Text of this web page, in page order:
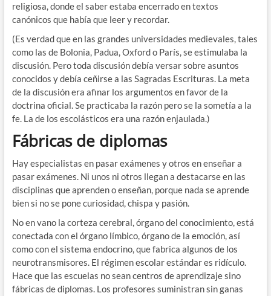
religiosa, donde el saber estaba encerrado en textos
canónicos que había que leer y recordar.
(Es verdad que en las grandes universidades medievales, tales
como las de Bolonia, Padua, Oxford o París, se estimulaba la
discusión. Pero toda discusión debía versar sobre asuntos
conocidos y debía ceñirse a las Sagradas Escrituras. La meta
de la discusión era afinar los argumentos en favor de la
doctrina oficial. Se practicaba la razón pero se la sometía a la
fe. La de los escolásticos era una razón enjaulada.)
Fábricas de diplomas
Hay especialistas en pasar exámenes y otros en enseñar a
pasar exámenes. Ni unos ni otros llegan a destacarse en las
disciplinas que aprenden o enseñan, porque nada se aprende
bien si no se pone curiosidad, chispa y pasión.
No en vano la corteza cerebral, órgano del conocimiento, está
conectada con el órgano límbico, órgano de la emoción, así
como con el sistema endocrino, que fabrica algunos de los
neurotransmisores. El régimen escolar estándar es ridículo.
Hace que las escuelas no sean centros de aprendizaje sino
fábricas de diplomas. Los profesores suministran sin ganas